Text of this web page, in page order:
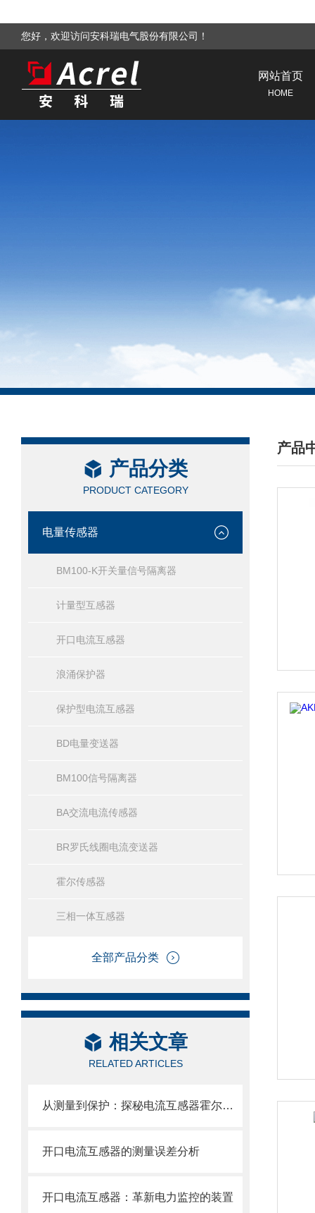
您好，欢迎访问安科瑞电气股份有限公司！
网站首页
HOME
产品分类
PRODUCT CATEGORY
电量传感器
BM100-K开关量信号隔离器
计量型互感器
开口电流互感器
浪涌保护器
保护型电流互感器
BD电量变送器
BM100信号隔离器
BA交流电流传感器
BR罗氏线圈电流变送器
霍尔传感器
三相一体互感器
全部产品分类
相关文章
RELATED ARTICLES
从测量到保护：探秘电流互感器霍尔传感器变送器的多功能应用
开口电流互感器的测量误差分析
开口电流互感器：革新电力监控的装置
产品
/